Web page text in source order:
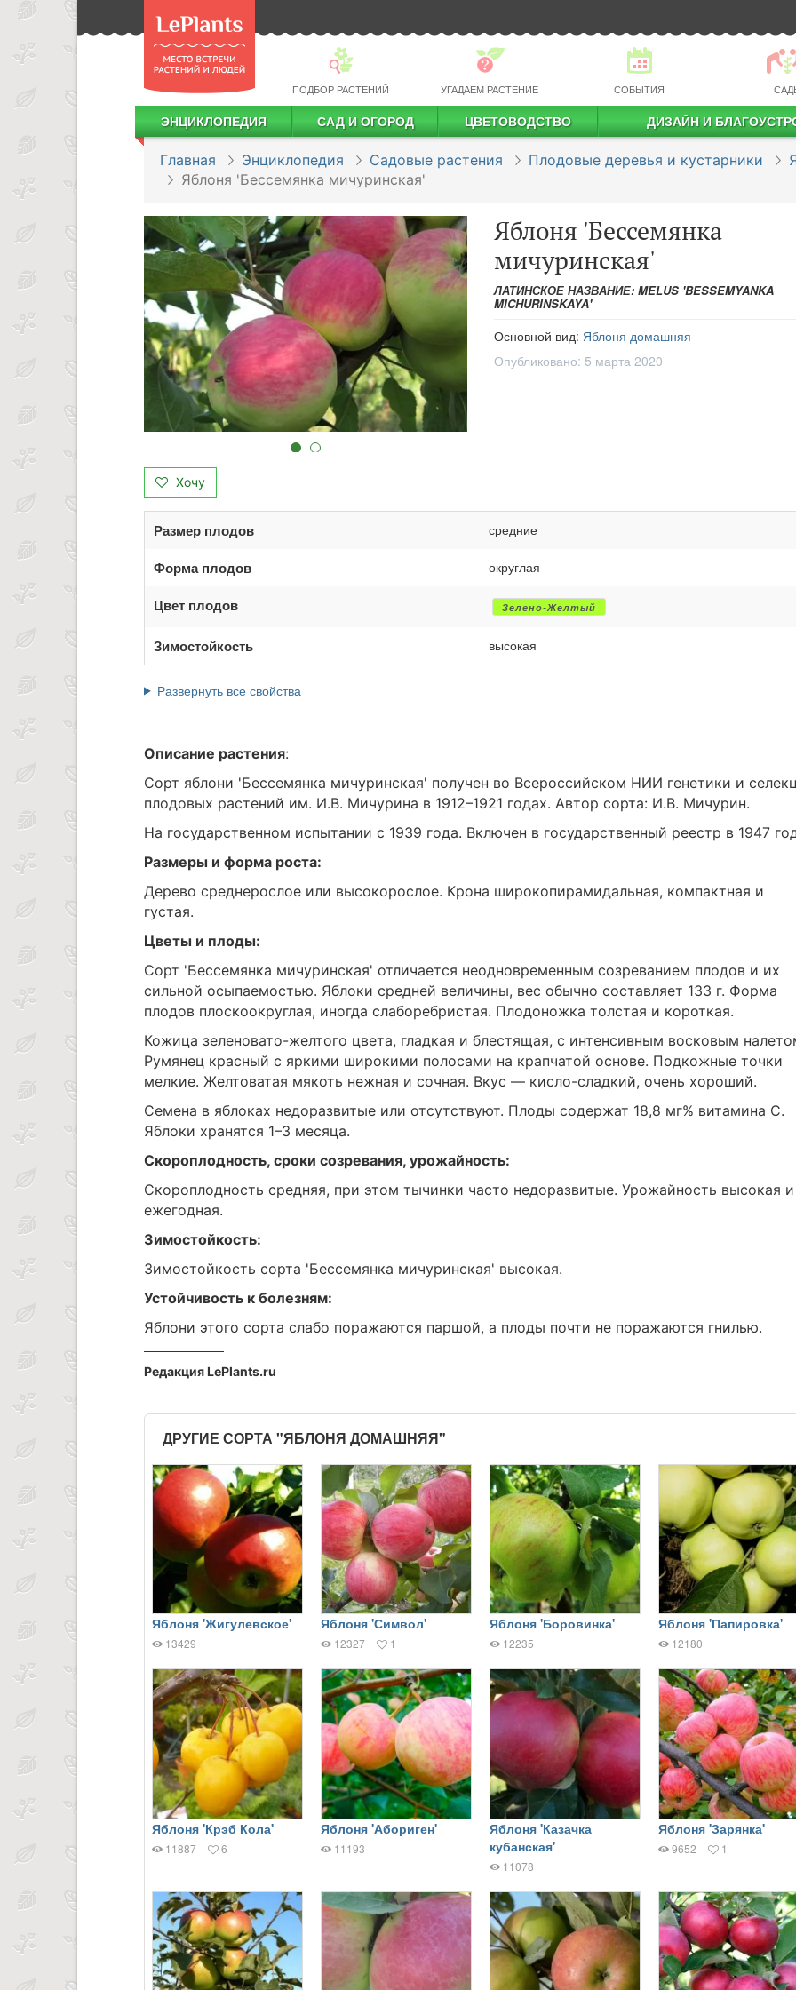
ПОДБОР РАСТЕНИЙ УГАДАЕМ РАСТЕНИЕ СОБЫТИЯ
ЭНЦИКЛОПЕДИЯ САД И ОГОРОД ЦВЕТОВОДСТВО ДИЗАЙН И
Главная Энциклопедия Садовые растения Плодовые деревья и кустарники
Яблоня 'Бессемянка мичуринская'
Яблоня 'Бессемянка
мичуринская'
ЛАТИНСКОЕ НАЗВАНИЕ: MELUS 'BESSEMYANKA
MICHURINSKAYA'
Основной вид: Яблоня домашняя
Опубликовано: 5 марта 2020
Хочу
Размер плодов средние
Форма плодов округлая
Цвет плодов Зелено-Желтый
Зимостойкость высокая
Развернуть все свойства
Описание растения:
Сорт яблони 'Бессемянка мичуринская' получен во Всероссийском НИИ генетики и
плодовых растений им. И.В. Мичурина в 1912–1921 годах. Автор сорта: И.В. Мичурин.
На государственном испытании с 1939 года. Включен в государственный реестр в 1947
Размеры и форма роста:
Дерево среднерослое или высокорослое. Крона широкопирамидальная, компактная и
густая.
Цветы и плоды:
Сорт 'Бессемянка мичуринская' отличается неодновременным созреванием плодов и их
сильной осыпаемостью. Яблоки средней величины, вес обычно составляет 133 г. Форма
плодов плоскоокруглая, иногда слаборебристая. Плодоножка толстая и короткая.
Кожица зеленовато-желтого цвета, гладкая и блестящая, с интенсивным восковым
Румянец красный с яркими широкими полосами на крапчатой основе. Подкожные точки
мелкие. Желтоватая мякоть нежная и сочная. Вкус — кисло-сладкий, очень хороший.
Семена в яблоках недоразвитые или отсутствуют. Плоды содержат 18,8 мг% витамина С.
Яблоки хранятся 1–3 месяца.
Скороплодность, сроки созревания, урожайность:
Скороплодность средняя, при этом тычинки часто недоразвитые. Урожайность высокая и
ежегодная.
Зимостойкость:
Зимостойкость сорта 'Бессемянка мичуринская' высокая.
Устойчивость к болезням:
Яблони этого сорта слабо поражаются паршой, а плоды почти не поражаются гнилью.
Редакция LePlants.ru
ДРУГИЕ СОРТА "ЯБЛОНЯ ДОМАШНЯЯ"
Яблоня 'Жигулевское'
13429
Яблоня 'Символ'
12327 1
Яблоня 'Боровинка'
12235
Яблоня 'Папировка'
12180
Яблоня 'Крэб Кола'
11887 6
Яблоня 'Абориген'
11193
Яблоня 'Казачка
кубанская'
11078
Яблоня 'Зарянка'
9652 1